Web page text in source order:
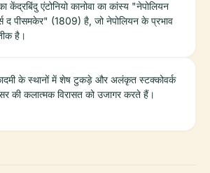
केंद्रबिंदु एंटोनियो कानोवा का कांस्य "नेपोलियन
द पीसमकेर" (1809) है, जो नेपोलियन के प्रभाव
है।
के स्थानों में शेष टुकड़े और अलंकृत स्टक्कोवर्क
की कलात्मक विरासत को उजागर करते हैं।